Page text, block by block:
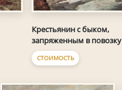
Крестьянин с быком,
запряженным в повозку
СТОИМОСТЬ